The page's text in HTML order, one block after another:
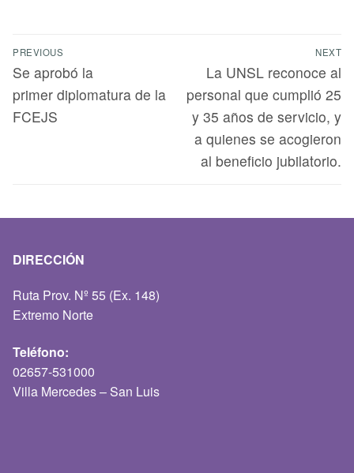
PREVIOUS
Se aprobó la
primer diplomatura de la
FCEJS
NEXT
La UNSL reconoce al
personal que cumplió 25
y 35 años de servicio, y
a quienes se acogieron
al beneficio jubilatorio.
DIRECCIÓN
Ruta Prov. Nº 55 (Ex. 148)
Extremo Norte
Teléfono:
02657-531000
Villa Mercedes – San Luis